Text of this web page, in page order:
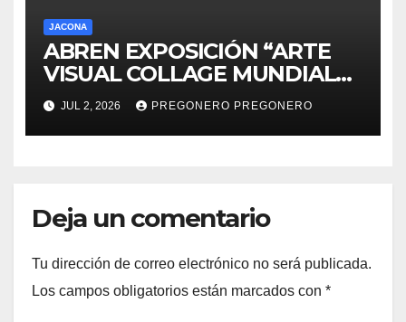
JACONA
ABREN EXPOSICIÓN “ARTE
VISUAL COLLAGE MUNDIAL
DE FUTBOL 2026” EN JACONA
JUL 2, 2026 PREGONERO PREGONERO
Deja un comentario
Tu dirección de correo electrónico no será publicada.
Los campos obligatorios están marcados con *